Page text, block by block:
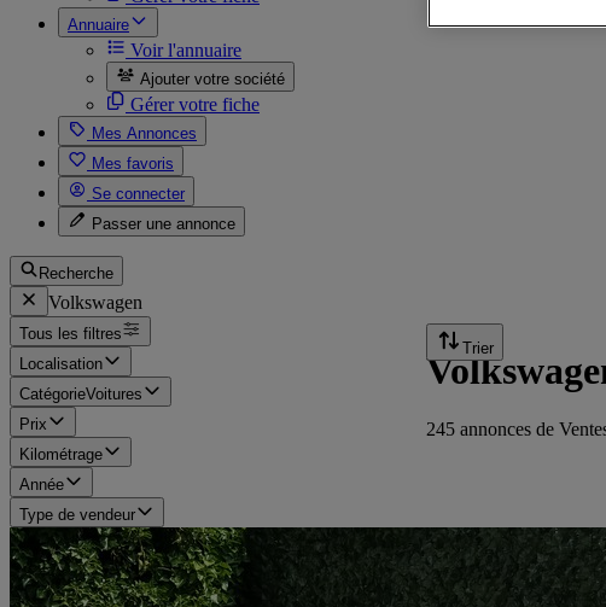
Annuaire
Voir l'annuaire
Ajouter votre société
Gérer votre fiche
Mes Annonces
Mes favoris
Se connecter
Passer une annonce
Recherche
Volkswagen
Tous les filtres
Localisation
CatégorieVoitures
Prix
Kilométrage
Année
Type de vendeur
245 annonces de
Trier